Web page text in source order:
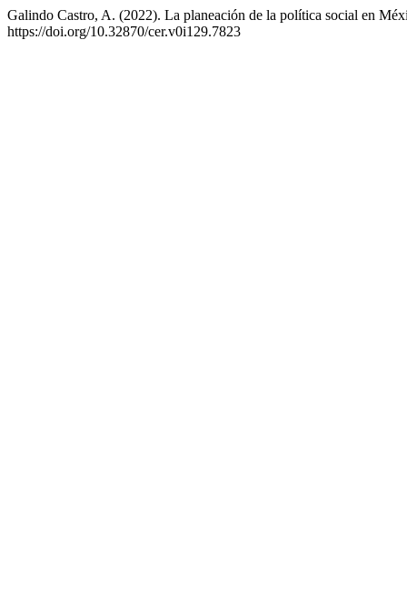
Galindo Castro, A. (2022). La planeación de la política social en
https://doi.org/10.32870/cer.v0i129.7823